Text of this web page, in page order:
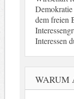
Demokratie
dem freien
Interessen
WARUM